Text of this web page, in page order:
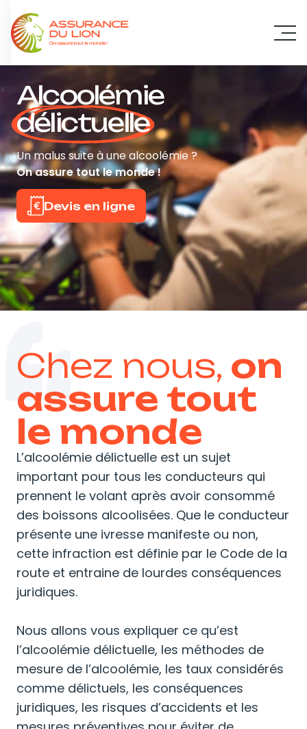
Alcoolémie
délictuelle
Un malus suite à une alcoolémie ?
On assure tout le monde !
Devis en ligne
Chez nous, on
assure tout
le monde
L’alcoolémie délictuelle est un sujet
important pour tous les conducteurs qui
prennent le volant après avoir consommé
des boissons alcoolisées. Que le conducteur
présente une ivresse manifeste ou non,
cette infraction est définie par le Code de la
route et entraine de lourdes conséquences
juridiques.
Nous allons vous expliquer ce qu’est
l’alcoolémie délictuelle, les méthodes de
mesure de l’alcoolémie, les taux considérés
comme délictuels, les conséquences
juridiques, les risques d’accidents et les